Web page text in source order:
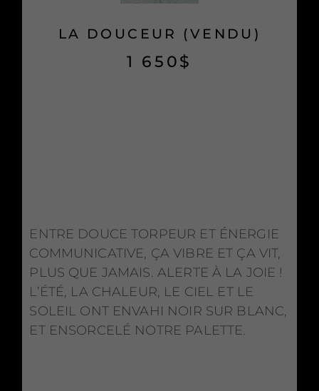
LA DOUCEUR (VENDU)
1 650$
ENTRE DOUCE TORPEUR ET ÉNERGIE
COMMUNICATIVE, ÇA VIBRE ET ÇA VIT,
PLUS QUE JAMAIS. ALERTE À LA JOIE !
L’ÉTÉ, LA CHALEUR, LE CIEL ET LE
SOLEIL ONT ENVAHI NOIR SUR BLANC,
ET ENSORCELÉ NOTRE PALETTE.